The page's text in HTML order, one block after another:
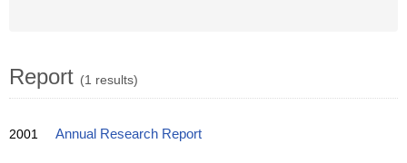
Report (1 results)
2001 Annual Research Report